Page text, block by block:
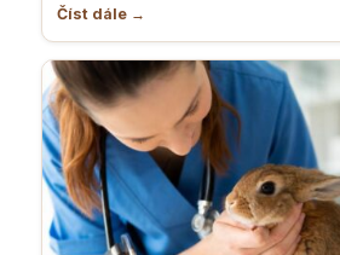
Číst dále →